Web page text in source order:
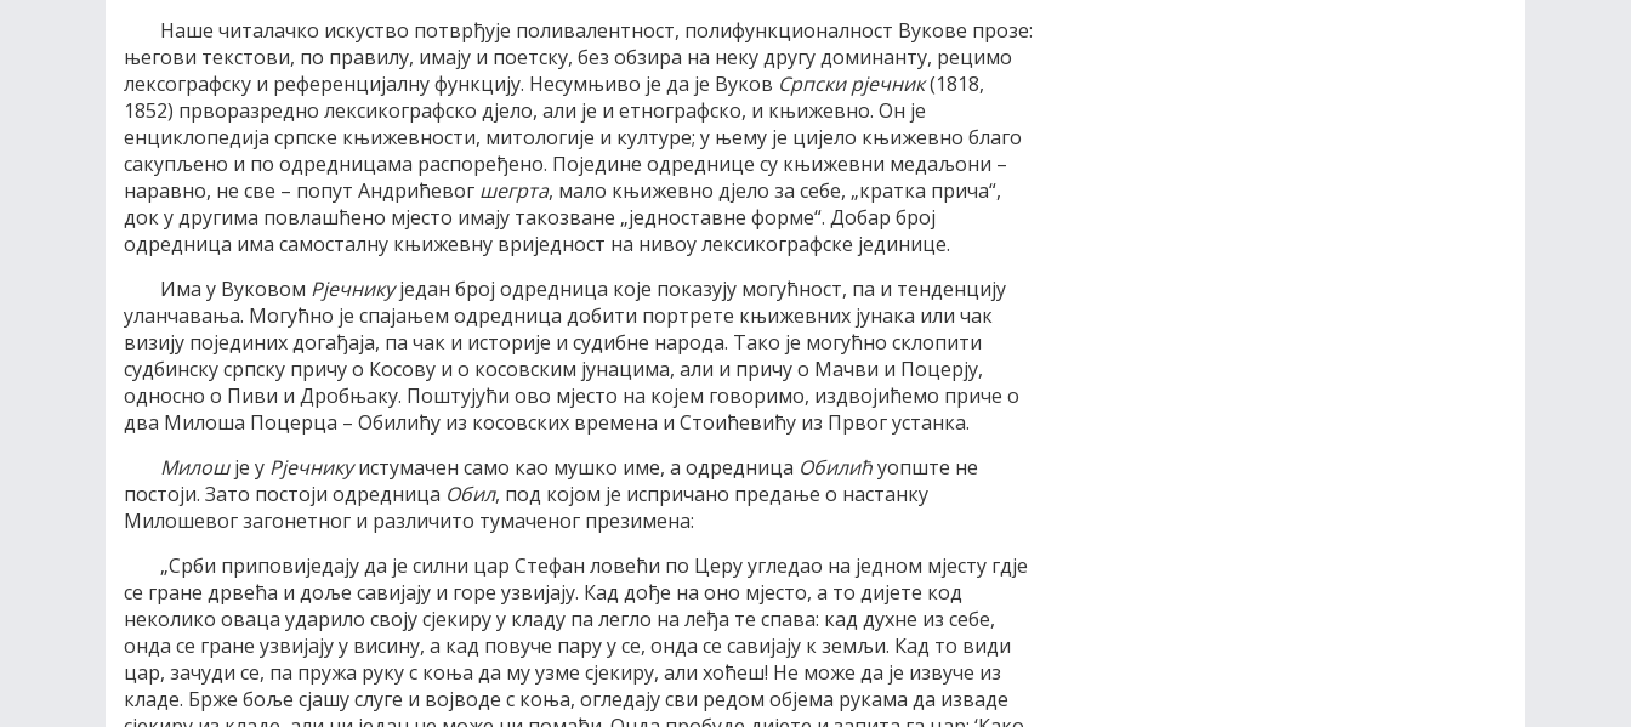
Наше читалачко искуство потврђује поливалентност, полифункционалност Вукове прозе:
његови текстови, по правилу, имају и поетску, без обзира на неку другу доминанту, рецимо
лексографску и референцијалну функцију. Несумњиво је да је Вуков Српски рјечник(1818,
1852) прворазредно лексикографско дјело, али је и етнографско, и књижевно. Он је
енциклопедија српске књижевности, митологије и културе; у њему је цијело књижевно благо
сакупљено и по одредницама распоређено. Поједине одреднице су књижевни медаљони –
наравно, не све – попут Андрићевог шегрта, мало књижевно дјело за себе, „кратка прича“,
док у другима повлашћено мјесто имају такозване „једноставне форме“. Добар број
одредница има самосталну књижевну вриједност на нивоу лексикографске јединице.
Има у Вуковом Рјечникуједан број одредница које показују могућност, па и тенденцију
уланчавања. Могућно је спајањем одредница добити портрете књижевних јунака или чак
визију појединих догађаја, па чак и историје и судибне народа. Тако је могућно склопити
судбинску српску причу о Косову и о косовским јунацима, али и причу о Мачви и Поцерју,
односно о Пиви и Дробњаку. Поштујући ово мјесто на којем говоримо, издвојићемо приче о
два Милоша Поцерца – Обилићу из косовских времена и Стоићевићу из Првог устанка.
Милошје у Рјечникуистумачен само као мушко име, а одредница Обилићуопште не
постоји. Зато постоји одредница Обил, под којом је испричано предање о настанку
Милошевог загонетног и различито тумаченог презимена:
„Срби приповиједају да је силни цар Стефан ловећи по Церу угледао на једном мјесту гдје
се гране дрвећа и доље савијају и горе узвијају. Кад дође на оно мјесто, а то дијете код
неколико оваца ударило своју сјекиру у кладу па легло на леђа те спава: кад духне из себе,
онда се гране узвијају у висину, а кад повуче пару у се, онда се савијају к земљи. Кад то види
цар, зачуди се, па пружа руку с коња да му узме сјекиру, али хоћеш! Не може да је извуче из
кладе. Брже боље сјашу слуге и војводе с коња, огледају сви редом објема рукама да изваде